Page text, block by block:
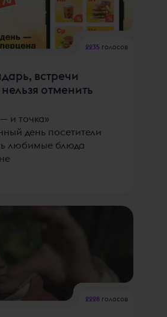
2235 голосов
встречи
отменить
и точка»
день посетители
любимые блюда
2228голосов